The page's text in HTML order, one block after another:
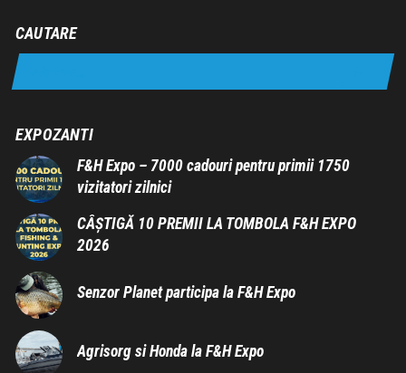
CAUTARE
EXPOZANTI
F&H Expo – 7000 cadouri pentru primii 1750
vizitatori zilnici
CÂȘTIGĂ 10 PREMII LA TOMBOLA F&H EXPO
2026
Senzor Planet participa la F&H Expo
Agrisorg si Honda la F&H Expo